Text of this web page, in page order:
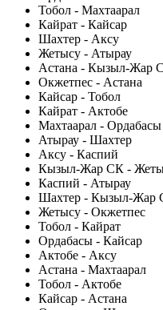
Тобол - Махтаарал
Кайрат - Кайсар
Шахтер - Аксу
Жетысу - Атырау
Астана - Кызыл-Жар
Окжетпес - Астана
Кайсар - Тобол
Кайрат - Актобе
Махтаарал - Ордабасы
Атырау - Шахтер
Аксу - Каспий
Кызыл-Жар СК -
Каспий - Атырау
Шахтер - Кызыл-Жар
Жетысу - Окжетпес
Тобол - Кайрат
Ордабасы - Кайсар
Актобе - Аксу
Астана - Махтаарал
Тобол - Актобе
Кайсар - Астана